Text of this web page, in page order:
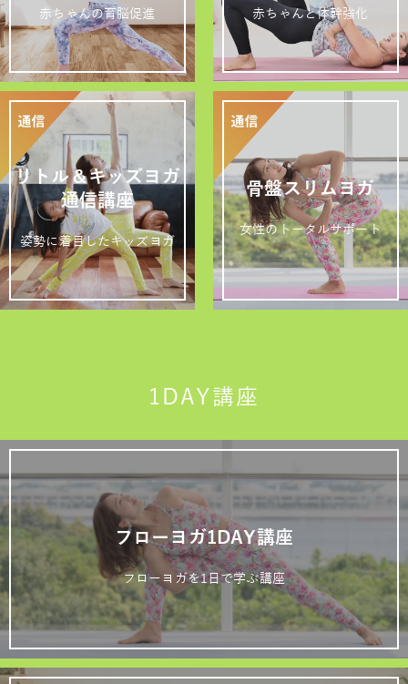
赤ちゃんの育脳促進 赤ちゃんと体幹強化
リトル＆キッズヨガ
通信講座
姿勢に着目したキッズヨガ
骨盤スリムヨガ
女性のトータルサポート
1DAY講座
フローヨガ1DAY講座
フローヨガを1日で学ぶ講座